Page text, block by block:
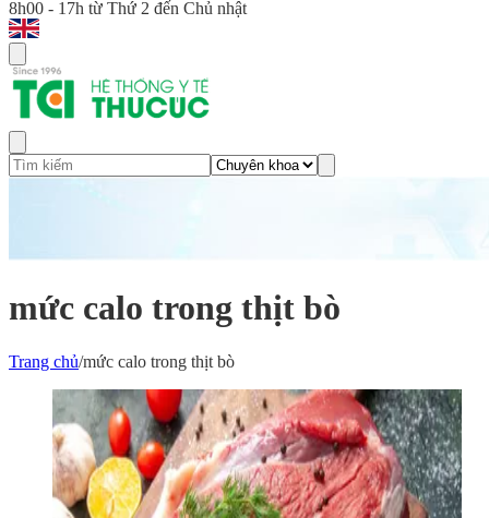
8h00 - 17h từ Thứ 2 đến Chủ nhật
mức calo trong thịt bò
Trang chủ/mức calo trong thịt bò